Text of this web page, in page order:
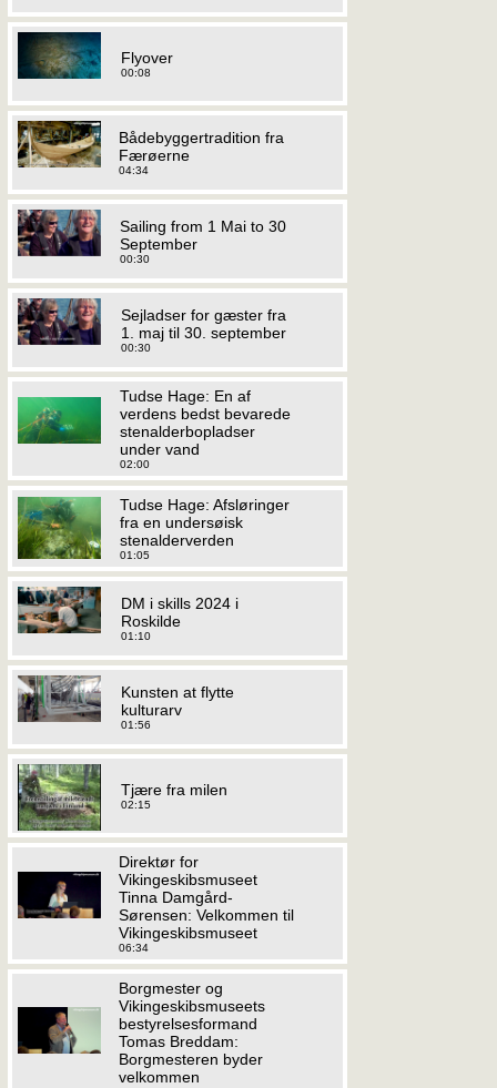
Flyover
00:08
Bådebyggertradition fra
Færøerne
04:34
Sailing from 1 Mai to 30
September
00:30
Sejladser for gæster fra
1. maj til 30. september
00:30
Tudse Hage: En af
verdens bedst bevarede
stenalderbopladser
under vand
02:00
Tudse Hage: Afsløringer
fra en undersøisk
stenalderverden
01:05
DM i skills 2024 i
Roskilde
01:10
Kunsten at flytte
kulturarv
01:56
Tjære fra milen
02:15
Direktør for
Vikingeskibsmuseet
Tinna Damgård-
Sørensen: Velkommen til
Vikingeskibsmuseet
06:34
Borgmester og
Vikingeskibsmuseets
bestyrelsesformand
Tomas Breddam:
Borgmesteren byder
velkommen